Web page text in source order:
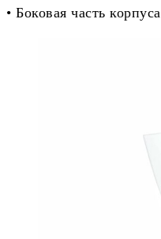
• Боковая часть корпуса